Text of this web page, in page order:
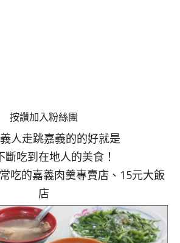
按讚加入粉絲團
人走跳嘉義的的好就是
斷吃到在地人的美食！
吃的嘉義肉羹專賣店、15元大飯
店